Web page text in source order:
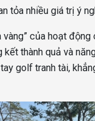
tỏa nhiều giá trị ý
của hoạt
thành quả và
golf tranh tài,